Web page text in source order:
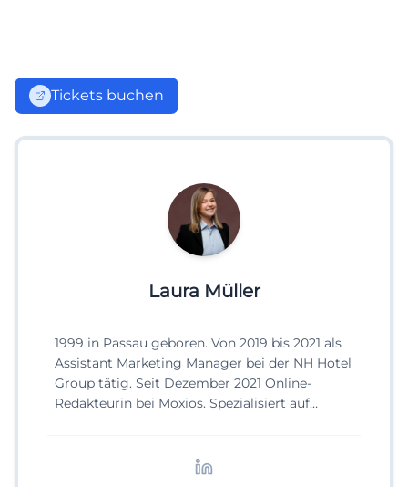
Tickets buchen
Laura Müller
1999 in Passau geboren. Von 2019 bis 2021 als
Assistant Marketing Manager bei der NH Hotel
Group tätig. Seit Dezember 2021 Online-
Redakteurin bei Moxios. Spezialisiert auf